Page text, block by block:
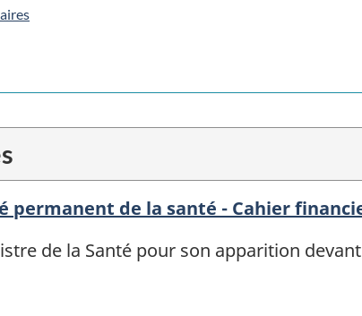
permanent de la santé - Cahier
de la Santé pour son apparition